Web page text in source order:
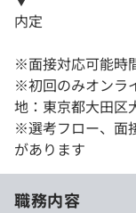
内定
※面接対応可能時
※初回のみオンラ
地：東京都大田区
※選考フロー、面
があります
職務内容